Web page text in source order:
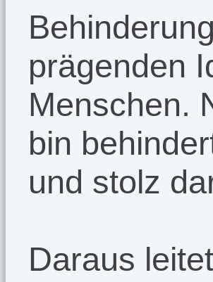
prägenden
Menschen.
bin
und stolz
Daraus